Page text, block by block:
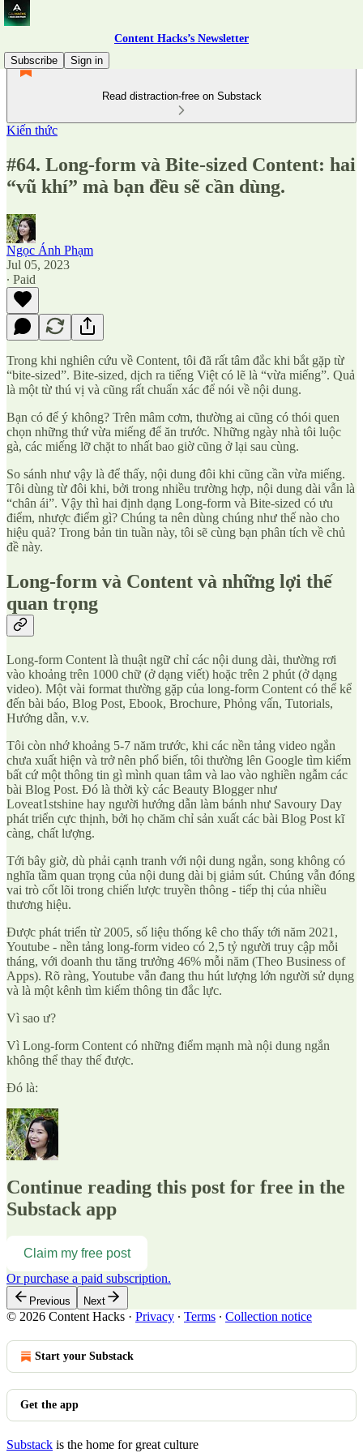
Content Hacks’s Newsletter
Subscribe
Sign in
Read distraction-free on Substack
Kiến thức
#64. Long-form và Bite-sized Content: hai
“vũ khí” mà bạn đều sẽ cần dùng.
Ngọc Ánh Phạm
Jul 05, 2023
∙ Paid
Trong khi nghiên cứu về Content, tôi đã rất tâm đắc khi bắt gặp từ
“bite-sized”. Bite-sized, dịch ra tiếng Việt có lẽ là “vừa miếng”. Quả
là một từ thú vị và cũng rất chuẩn xác để nói về nội dung.
Bạn có để ý không? Trên mâm cơm, thường ai cũng có thói quen
chọn những thứ vừa miếng để ăn trước. Những ngày nhà tôi luộc
gà, các miếng lỡ chặt to nhất bao giờ cũng ở lại sau cùng.
So sánh như vậy là để thấy, nội dung đôi khi cũng cần vừa miếng.
Tôi dùng từ đôi khi, bởi trong nhiều trường hợp, nội dung dài vẫn là
“chân ái”. Vậy thì hai định dạng Long-form và Bite-sized có ưu
điểm, nhược điểm gì? Chúng ta nên dùng chúng như thế nào cho
hiệu quả? Trong bản tin tuần này, tôi sẽ cùng bạn phân tích về chủ
đề này.
Long-form và Content và những lợi thế
quan trọng
Long-form Content là thuật ngữ chỉ các nội dung dài, thường rơi
vào khoảng trên 1000 chữ (ở dạng viết) hoặc trên 2 phút (ở dạng
video). Một vài format thường gặp của long-form Content có thể kể
đến bài báo, Blog Post, Ebook, Brochure, Phỏng vấn, Tutorials,
Hướng dẫn, v.v.
Tôi còn nhớ khoảng 5-7 năm trước, khi các nền tảng video ngắn
chưa xuất hiện và trở nên phổ biến, tôi thường lên Google tìm kiếm
bất cứ một thông tin gì mình quan tâm và lao vào nghiền ngẫm các
bài Blog Post. Đó là thời kỳ các Beauty Blogger như
Loveat1stshine hay người hướng dẫn làm bánh như Savoury Day
phát triển cực thịnh, bởi họ chăm chỉ sản xuất các bài Blog Post kĩ
càng, chất lượng.
Tới bây giờ, dù phải cạnh tranh với nội dung ngắn, song không có
nghĩa tầm quan trọng của nội dung dài bị giảm sút. Chúng vẫn đóng
vai trò cốt lõi trong chiến lược truyền thông - tiếp thị của nhiều
thương hiệu.
Được phát triển từ 2005, số liệu thống kê cho thấy tới năm 2021,
Youtube - nền tảng long-form video có 2,5 tỷ người truy cập mỗi
tháng, với doanh thu tăng trưởng 46% mỗi năm (Theo Business of
Apps). Rõ ràng, Youtube vẫn đang thu hút lượng lớn người sử dụng
và là một kênh tìm kiếm thông tin đắc lực.
Vì sao ư?
Vì Long-form Content có những điểm mạnh mà nội dung ngắn
không thể thay thế được.
Đó là:
Continue reading this post for free in the
Substack app
Claim my free post
Or purchase a paid subscription.
Previous Next
© 2026 Content Hacks · Privacy ∙ Terms ∙ Collection notice
Start your Substack
Get the app
Substack is the home for great culture